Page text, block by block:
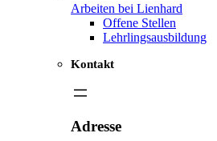
Arbeiten bei Lienhard
Offene Stellen
Lehrlingsausbildung
Kontakt
Adresse